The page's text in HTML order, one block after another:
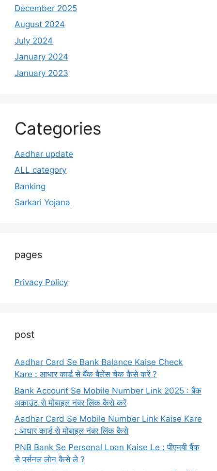
December 2025
August 2024
July 2024
January 2024
January 2023
Categories
Aadhar update
ALL category
Banking
Sarkari Yojana
pages
Privacy Policy
post
Aadhar Card Se Bank Balance Kaise Check
Kare : आधार कार्ड से बैंक बैलेंस चेक कैसे करें ?
Bank Account Se Mobile Number Link 2025 : बैंक
अकाउंट से मोबाइल नंबर लिंक कैसे करें
Aadhar Card Se Mobile Number Link Kaise Kare
: आधार कार्ड से मोबाइल नंबर लिंक कैसे
PNB Bank Se Personal Loan Kaise Le : पीएनबी बैंक
से पर्सनल लोन कैसे ले ?